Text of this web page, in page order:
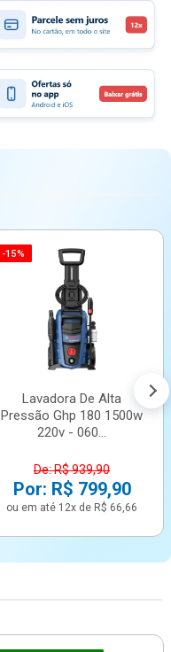
-15%
Lavadora De Alta
Pressão Ghp 180 1500w
220v - 060...
De: R$ 939,90
Por: R$ 799,90
ou em até 12x de R$ 66,66